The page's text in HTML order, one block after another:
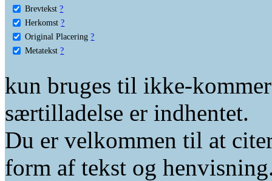
Brevtekst ?
Herkomst ?
Original Placering ?
Metatekst ?
kun bruges til ikke-
særtilladelse er indhentet.
Du er velkommen til at
form af tekst og